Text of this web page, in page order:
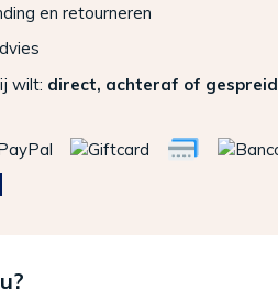
en retourneren
wilt: direct, achteraf of gespreid